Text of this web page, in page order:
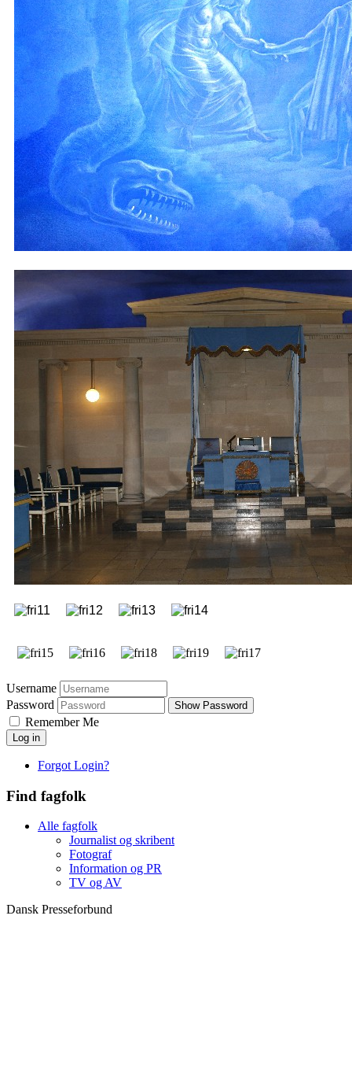
Username
Password
Show Password
Remember Me
Log in
Forgot Login?
Find fagfolk
Alle fagfolk
Journalist og skribent
Fotograf
Information og PR
TV og AV
Dansk Presseforbund